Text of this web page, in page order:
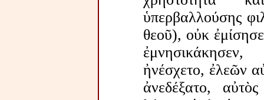
ὑπερβαλλούσης
θεοῦ), οὐκ
ἠνέσχετο, ἐλεῶν
ἀνεδέξατο,